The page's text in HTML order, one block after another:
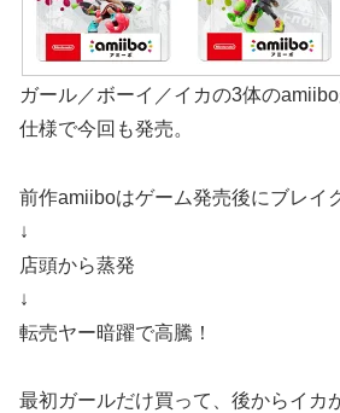
ガール／ボーイ／イカの3体の
仕様で今回も発売。
前作amiiboはゲーム発売後にブレイ
↓
店頭から蒸発
↓
転売ヤー暗躍で高騰！
最初ガールだけ買って、後からイカ